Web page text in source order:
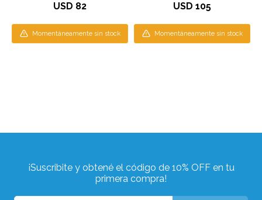
USD 82
Momentáneamente sin stock
USD 105
Momentáneamente sin stock
¡Suscribite y obtené el código de 10% OFF en tu
primera compra!